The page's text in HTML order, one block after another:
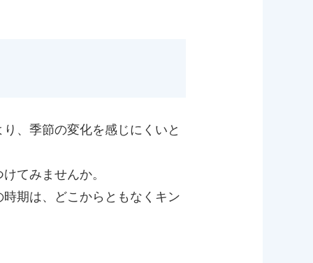
、季節の変化を感じにくいと
てみませんか。
期は、どこからともなくキン